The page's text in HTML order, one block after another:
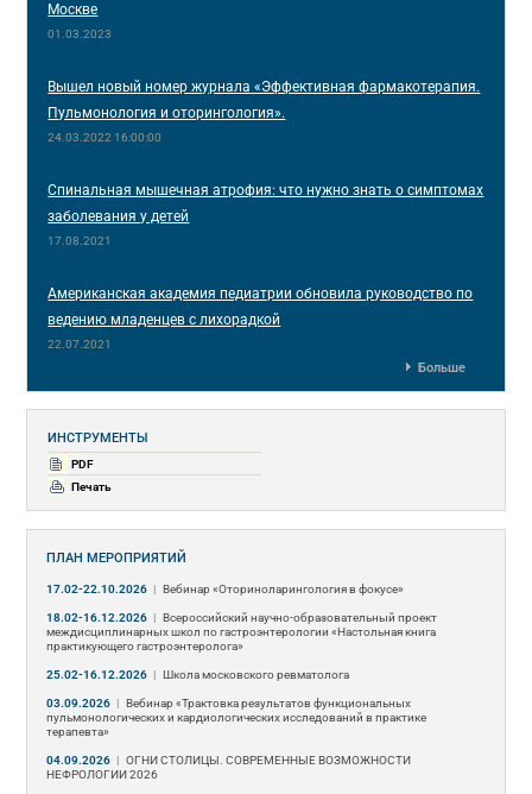
Москве
01.03.2023
Вышел новый номер журнала «Эффективная фармакотерапия.
Пульмонология и оторингология».
24.03.2022 16:00:00
Спинальная мышечная атрофия: что нужно знать о симптомах
заболевания у детей
17.08.2021
Американская академия педиатрии обновила руководство по
ведению младенцев с лихорадкой
22.07.2021
Больше
ИНСТРУМЕНТЫ
PDF
Печать
ПЛАН МЕРОПРИЯТИЙ
17.02-22.10.2026 | Вебинар «Оториноларингология в фокусе»
18.02-16.12.2026 | Всероссийский научно-образовательный проект
междисциплинарных школ по гастроэнтерологии «Настольная книга
практикующего гастроэнтеролога»
25.02-16.12.2026 | Школа московского ревматолога
03.09.2026 | Вебинар «Трактовка результатов функциональных
пульмонологических и кардиологических исследований в практике
терапевта»
04.09.2026 | ОГНИ СТОЛИЦЫ. СОВРЕМЕННЫЕ ВОЗМОЖНОСТИ
НЕФРОЛОГИИ 2026